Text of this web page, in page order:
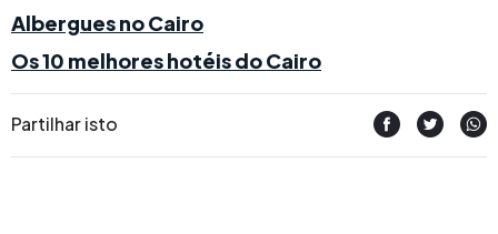
Albergues no Cairo
Os 10 melhores hotéis do Cairo
Partilhar isto